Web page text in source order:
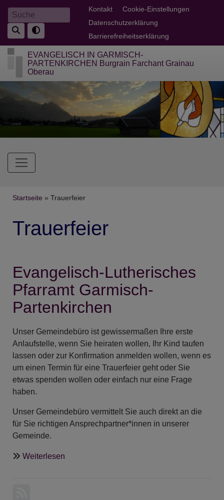
Direkt
zum
Inhalt
Suche Fußbereichsmenü
Kontakt
Cookie-Einstellungen
Datenschutzerklärung
Barrierefreiheitserklärung
EVANGELISCH IN GARMISCH-
PARTENKIRCHEN Burgrain Farchant Grainau
Oberau
Hauptnavigation
Breadcrumb
Startseite Trauerfeier
Trauerfeier
Evangelisch-Lutherisches
Pfarramt Garmisch-
Partenkirchen
Unser Gemeindebüro ist gewissermaßen Ihre erste
Anlaufstelle, wenn Sie heiraten wollen, Ihr Kind taufen
lassen oder zur Konfirmation anmelden wollen, wenn es
um einen Termin für eine Trauerfeier geht oder Sie
etwas spenden wollen oder einfach nur eine Frage
haben.
Unser Gemeindebüro vermittelt Sie auch direkt an die
für Sie richtigen Ansprechpartner*innen in unserer
Gemeinde.
Weiterlesen